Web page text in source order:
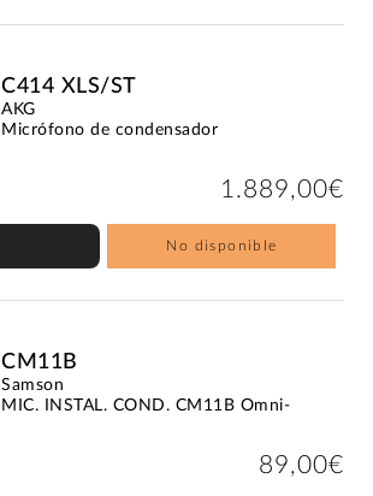
C414 XLS/ST
AKG
Micrófono de condensador
1.889,00€
No disponible
CM11B
Samson
MIC. INSTAL. COND. CM11B Omni-
89,00€